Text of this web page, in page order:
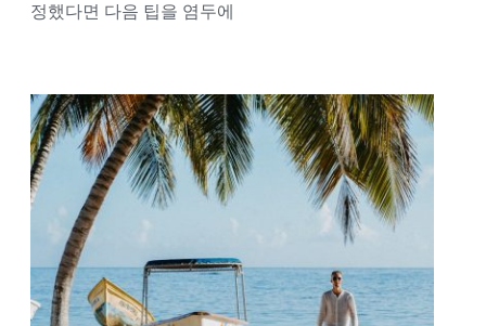
정했다면 다음 팁을 염두에